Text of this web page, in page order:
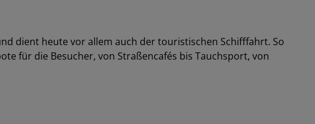
dient heute vor allem auch der touristischen Schifffahrt. So
für die Besucher, von Straßencafés bis Tauchsport, von